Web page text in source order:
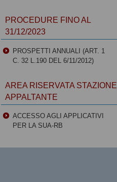
PROCEDURE FINO AL
31/12/2023
PROSPETTI ANNUALI (ART. 1
C. 32 L.190 DEL 6/11/2012)
AREA RISERVATA STAZIONE
APPALTANTE
ACCESSO AGLI APPLICATIVI
PER LA SUA-RB